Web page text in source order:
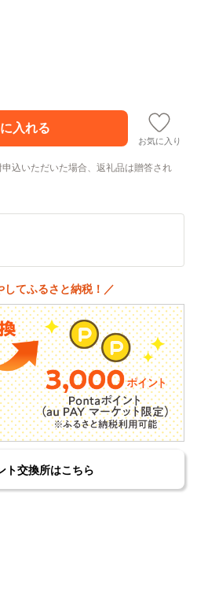
お気に入り
込いただいた場合、返礼品は贈答され
してふるさと納税！／
ト交換所はこちら